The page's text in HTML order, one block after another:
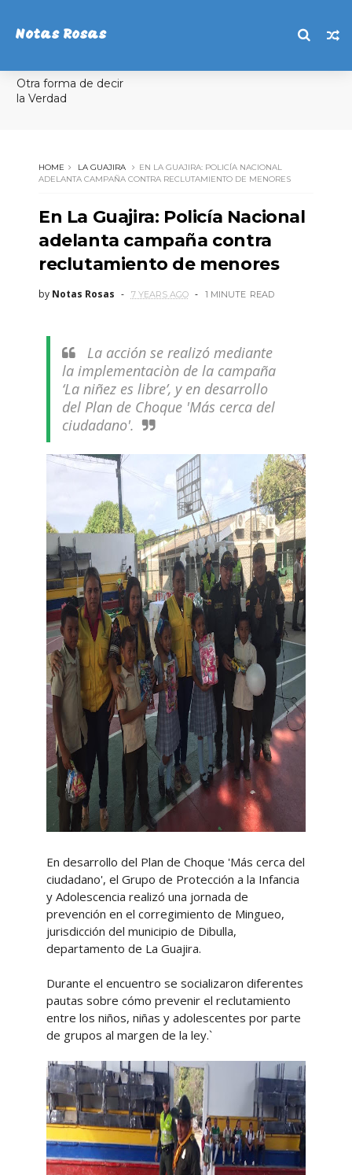
Notas Rosas
Otra forma de decir
la Verdad
HOME LA GUAJIRA
EN LA GUAJIRA: POLICÍA NACIONAL
ADELANTA CAMPAÑA CONTRA RECLUTAMIENTO DE MENORES
En La Guajira: Policía Nacional
adelanta campaña contra
reclutamiento de menores
by Notas Rosas 7 YEARS AGO 1 MINUTE READ
La acción se realizó mediante
la implementaciòn de la campaña
‘La niñez es libre’, y en desarrollo
del Plan de Choque 'Más cerca del
ciudadano'.
En desarrollo del Plan de Choque 'Más cerca del
ciudadano', el Grupo de Protección a la Infancia
y Adolescencia realizó una jornada de
prevención en el corregimiento de Mingueo,
jurisdicción del municipio de Dibulla,
departamento de La Guajira.
Durante el encuentro se socializaron diferentes
pautas sobre cómo prevenir el reclutamiento
entre los niños, niñas y adolescentes por parte
de grupos al margen de la ley.`